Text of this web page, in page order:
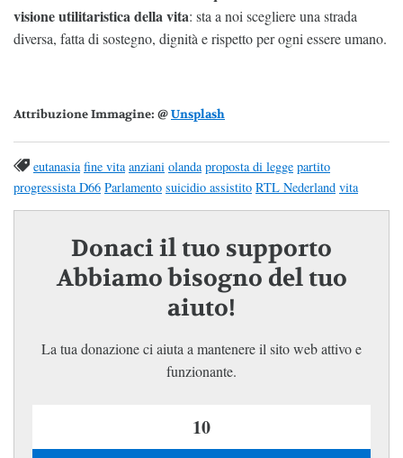
visione utilitaristica della vita: sta a noi scegliere una strada
diversa, fatta di sostegno, dignità e rispetto per ogni essere umano.
Attribuzione Immagine: @Unsplash
eutanasia fine vita anziani olanda proposta di legge partito
progressista D66 Parlamento suicidio assistito RTL Nederland vita
Donaci il tuo supporto
Abbiamo bisogno del tuo
aiuto!
La tua donazione ci aiuta a mantenere il sito web attivo e
funzionante.